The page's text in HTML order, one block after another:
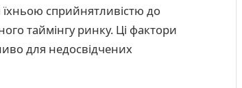
сприйнятливістю до
таймінгу ринку. Ці фактори
для недосвідчених